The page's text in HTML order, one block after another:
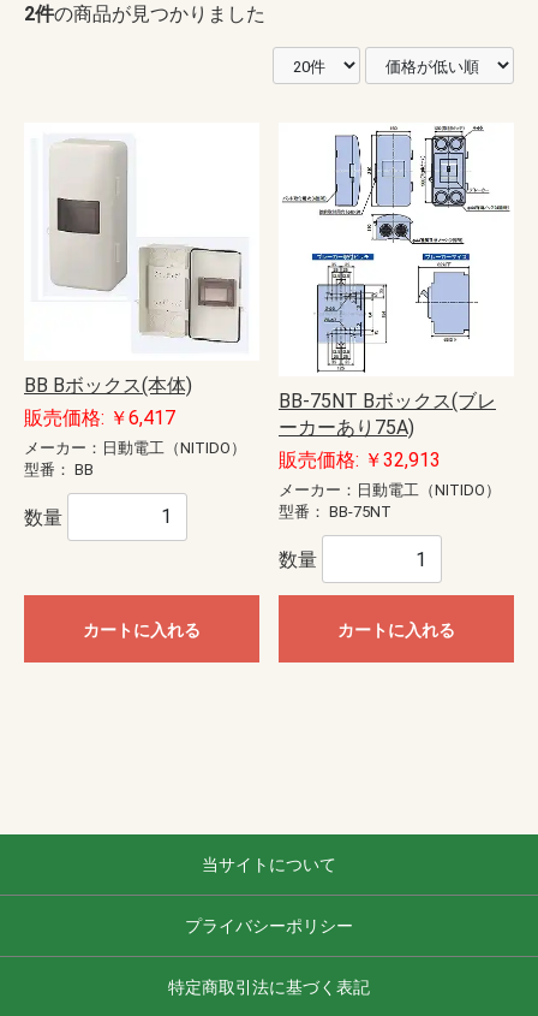
2件の商品が見つかりました
BB Bボックス(本体)
販売価格: ￥6,417
メーカー：日動電工（NITIDO）
型番： BB
数量
カートに入れる
BB-75NT Bボックス(ブレ
ーカーあり75A)
販売価格: ￥32,913
メーカー：日動電工（NITIDO）
型番： BB-75NT
数量
カートに入れる
当サイトについて
プライバシーポリシー
特定商取引法に基づく表記